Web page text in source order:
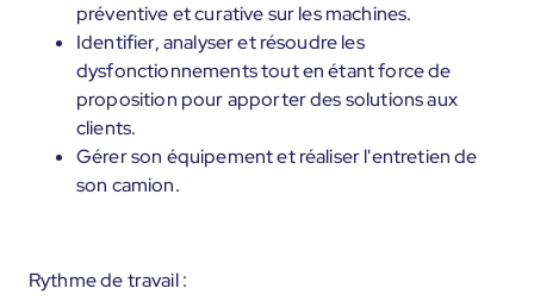
préventive et curative sur les machines.
Identifier, analyser et résoudre les
dysfonctionnements tout en étant force de
proposition pour apporter des solutions aux
clients.
Gérer son équipement et réaliser l'entretien de
son camion.
Rythme de travail :